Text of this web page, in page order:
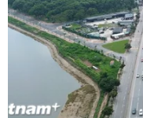
Bộ GD-ĐT tạm
học với các thí sinh
05/08/2026 03:16